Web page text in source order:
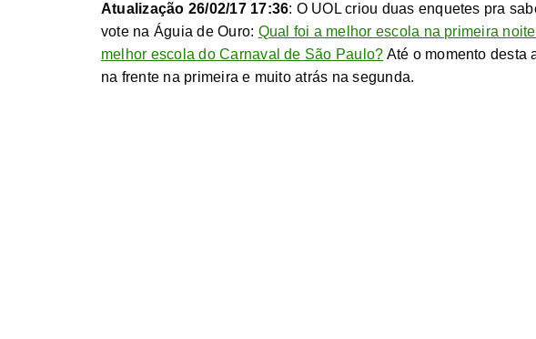
Atualização 26/02/17 17:36: O UOL criou duas enquetes pra
vote na Águia de Ouro: Qual foi a melhor escola na primeira
melhor escola do Carnaval de São Paulo? Até o momento desta
na frente na primeira e muito atrás na segunda.